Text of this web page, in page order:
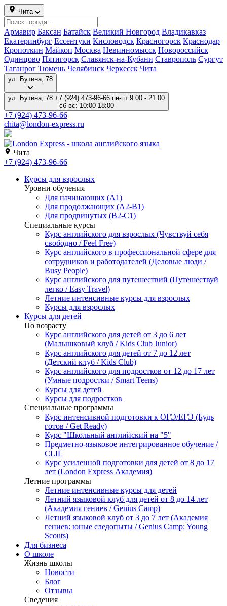
Чита
Армавир Баксан Батайск Великий Новгород Владикавказ
Екатеринбург Ессентуки Кисловодск Красногорск Краснодар
Кропоткин Майкоп Москва Невинномысск Новороссийск
Одинцово Пятигорск Славянск-на-Кубани Ставрополь Сургут
Таганрог Тюмень Челябинск Черкесск Чита
ул. Бутина, 78
ул. Бутина, 78 +7 (924) 473-96-66 пн-пт 9:00 - 21:00
сб-вс: 10:00-18:00
+7 (924) 473-96-66
chita@london-express.ru
Чита
+7 (924) 473-96-66
Курсы для взрослых
Уровни обучения
Для начинающих (A1)
Для продолжающих (A2-B1)
Для продвинутых (B2-C1)
Специальные курсы
Курс английского для взрослых (Чувствуй себя
свободно / Feel Free)
Курс английского в профессиональной сфере для
сотрудников и работодателей (Деловые люди /
Busy People)
Курс английского для путешествий (Путешествуй
легко / Easy Travel)
Летние интенсивные курсы для взрослых
Курсы для взрослых
Курсы для детей
По возрасту
Курс английского для детей от 3 до 6 лет
(Малышковый клуб / Kids Club Junior)
Курс английского для детей от 7 до 12 лет
(Детский клуб / Kids Club)
Курс английского для подростков от 12 до 17 лет
(Умные подростки / Smart Teens)
Курсы для детей
Курсы для подростков
Специальные программы
Курс интенсивной подготовки к ОГЭ/ЕГЭ (Будь
готов / Get Ready)
Курс "Школьный английский на "5"
Предметно-языковое интегрированное обучение /
CLIL
Курс усиленной подготовки для детей от 8 до 17
лет (London Express Академия)
Летние программы
Летние интенсивные курсы для детей
Летний языковой клуб для детей от 8 до 14 лет
(Академия гениев / Genius Camp)
Летний языковой клуб от 3 до 7 лет (Академия
гениев: юные следопыты / Genius Camp: Young
Scouts)
Для бизнеса
О школе
Жизнь школы
Новости
Блог
Отзывы
Сведения